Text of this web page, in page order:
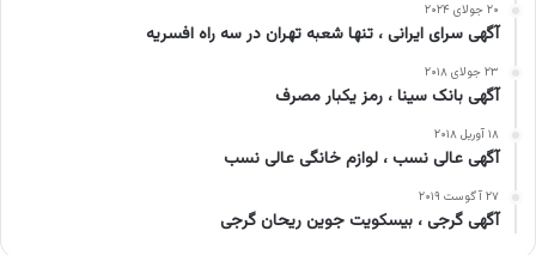
۲۰ جولای ۲۰۲۴
آگهی سرای ایرانی ، تنها شعبه تهران در سه راه افسریه
۲۳ جولای ۲۰۱۸
آگهی بانک سینا ، رمز یکبار مصرف
۱۸ آوریل ۲۰۱۸
آگهی عالی نسب ، لوازم خانگی عالی نسب
۲۷ آگوست ۲۰۱۹
آگهی گرجی ، بیسکویت جوین ریحان گرجی